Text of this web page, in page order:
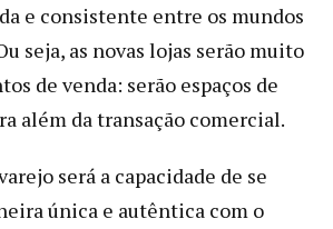
e consistente entre os mundos
seja, as novas lojas serão muito
de venda: serão espaços de
além da transação comercial.
será a capacidade de se
única e autêntica com o